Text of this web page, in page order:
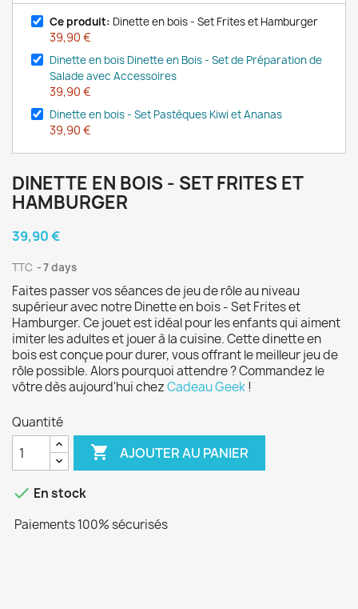
Ce produit: Dinette en bois - Set Frites et Hamburger
39,90 €
Dinette en bois Dinette en Bois - Set de Préparation de
Salade avec Accessoires
39,90 €
Dinette en bois - Set Pastèques Kiwi et Ananas
39,90 €
DINETTE EN BOIS - SET FRITES ET
HAMBURGER
39,90 €
TTC 7 days
Faites passer vos séances de jeu de rôle au niveau
supérieur avec notre Dinette en bois - Set Frites et
Hamburger. Ce jouet est idéal pour les enfants qui aiment
imiter les adultes et jouer à la cuisine. Cette dinette en
bois est conçue pour durer, vous offrant le meilleur jeu de
rôle possible. Alors pourquoi attendre ? Commandez le
vôtre dès aujourd'hui chezCadeau Geek!
Quantité
 AJOUTER AU PANIER
 En stock
Paiements 100% sécurisés